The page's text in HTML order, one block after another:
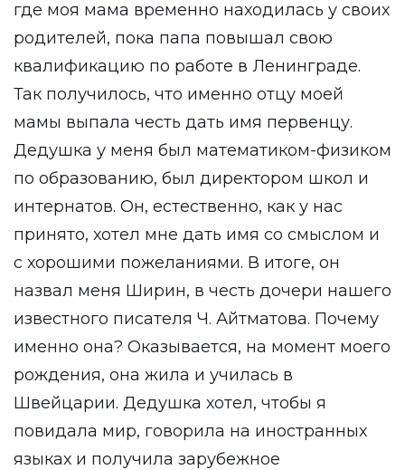
где моя мама временно находилась у своих
родителей, пока папа повышал свою
квалификацию по работе в Ленинграде.
Так получилось, что именно отцу моей
мамы выпала честь дать имя первенцу.
Дедушка у меня был математиком-физиком
по образованию, был директором школ и
интернатов. Он, естественно, как у нас
принято, хотел мне дать имя со смыслом и
с хорошими пожеланиями. В итоге, он
назвал меня Ширин, в честь дочери нашего
известного писателя Ч. Айтматова. Почему
именно она? Оказывается, на момент моего
рождения, она жила и училась в
Швейцарии. Дедушка хотел, чтобы я
повидала мир, говорила на иностранных
языках и получила зарубежное